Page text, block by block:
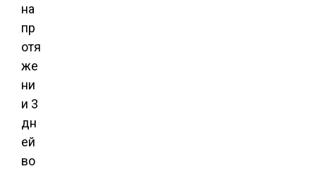
на
пр
отя
же
ни
и 3
дн
ей
во